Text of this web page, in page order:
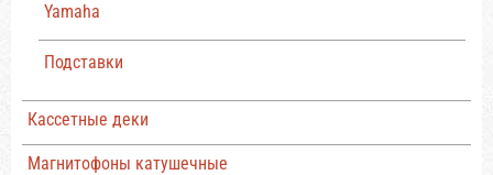
Yamaha
Подставки
Кассетные деки
Магнитофоны катушечные